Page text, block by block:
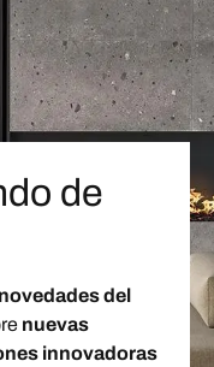
de
del
nuevas
innovadoras